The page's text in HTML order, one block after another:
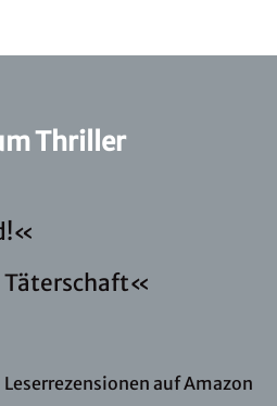
Thriller
Täterschaft«
Leserrezensionen auf Amazon